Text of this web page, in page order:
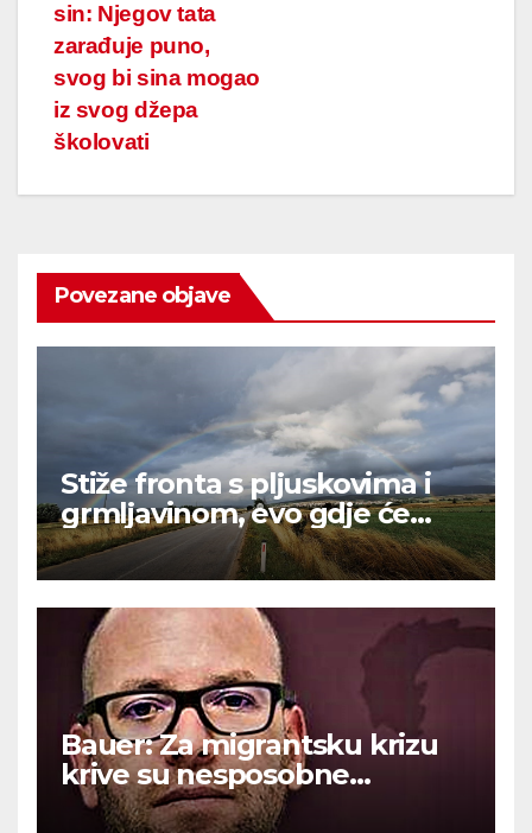
sin: Njegov tata
zarađuje puno,
svog bi sina mogao
iz svog džepa
školovati
Povezane objave
Stiže fronta s pljuskovima i
grmljavinom, evo gdje će
najviše osvježiti
Bauer: Za migrantsku krizu
krive su nesposobne
ljevičarske vlasti.